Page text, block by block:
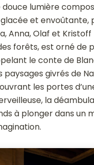
douce lumière
et envoûtante,
Anna, Olaf et Kristoff
forêts, est orné de
le conte de
paysages givrés de
les portes
la
à plonger dans un